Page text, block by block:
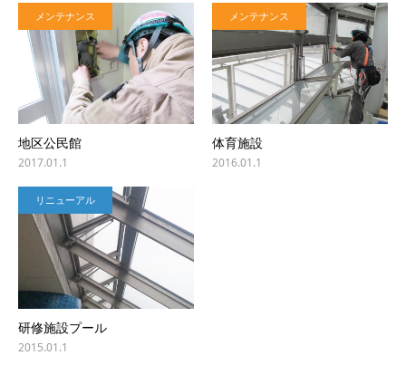
メンテナンス
地区公民館
2017.01.1
メンテナンス
体育施設
2016.01.1
リニューアル
研修施設プール
2015.01.1